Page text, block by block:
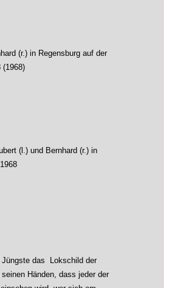
(r.) in Regensburg auf der
(1968)
(l.) und Bernhard (r.) in
Jüngste das Lokschild der
Händen, dass jeder der